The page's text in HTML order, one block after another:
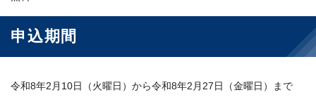
申込期間
令和8年2月10日（火曜日）から令和8年2月27日（金曜日）まで